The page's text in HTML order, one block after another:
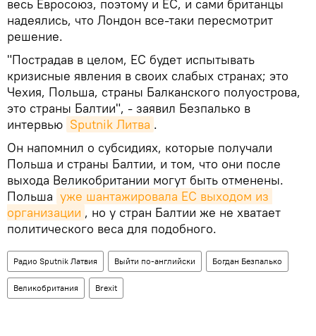
весь Евросоюз, поэтому и ЕС, и сами британцы
надеялись, что Лондон все-таки пересмотрит
решение.
"Пострадав в целом, ЕС будет испытывать
кризисные явления в своих слабых странах; это
Чехия, Польша, страны Балканского полуострова,
это страны Балтии", - заявил Безпалько в
интервью Sputnik Литва .
Он напомнил о субсидиях, которые получали
Польша и страны Балтии, и том, что они после
выхода Великобритании могут быть отменены.
Польша уже шантажировала ЕС выходом из
организации , но у стран Балтии же не хватает
политического веса для подобного.
Радио Sputnik Латвия Выйти по-английски Богдан Безпалько
Великобритания Brexit